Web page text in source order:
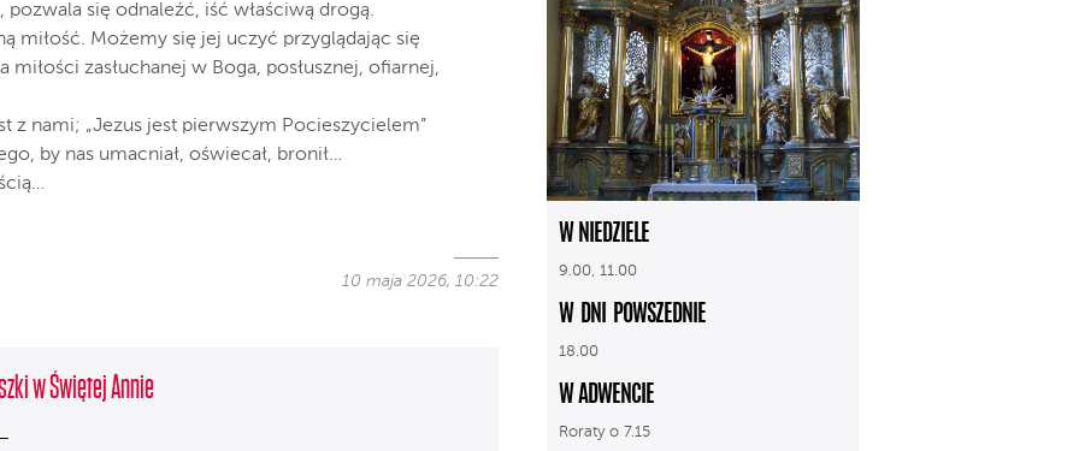
pozwala się odnaleźć, iść właściwą drogą.
miłość. Możemy się jej uczyć przyglądając się
zasłuchanej w Boga, posłusznej, ofiarnej,
z nami; „Jezus jest pierwszym Pocieszycielem”
by nas umacniał, oświecał, bronił…
10 maja 2026, 10:22
w Świętej Annie
W NIEDZIELE
9.00, 11.00
W DNI POWSZEDNIE
18.00
W ADWENCIE
Roraty o 7.15